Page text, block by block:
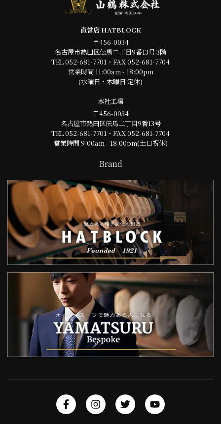
直営店 HATBLOCK
〒456-0034
名古屋市熱田区伝馬二丁目9番13号 3階
TEL 052-681-7701・FAX 052-681-7704
営業時間 11:00am - 18:00pm
(水曜日・木曜日 定休)
本社工場
〒456-0034
名古屋市熱田区伝馬二丁目9番13号
TEL 052-681-7701・FAX 052-681-7704
営業時間 9:00am - 18:00pm(土日祝休)
Brand